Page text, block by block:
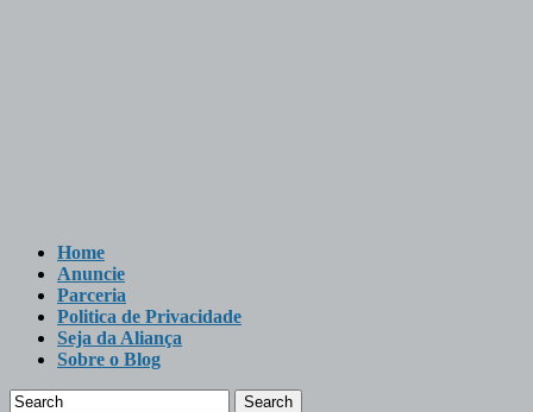
Home
Anuncie
Parceria
Politica de Privacidade
Seja da Aliança
Sobre o Blog
Search